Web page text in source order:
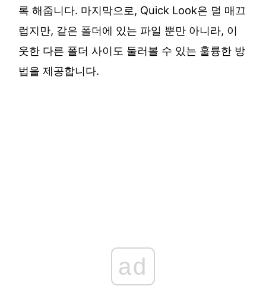
록 해줍니다. 마지막으로, Quick Look은 덜 매끄
럽지만, 같은 폴더에 있는 파일 뿐만 아니라, 이
웃한 다른 폴더 사이도 둘러볼 수 있는 훌륭한 방
법을 제공합니다.
ad